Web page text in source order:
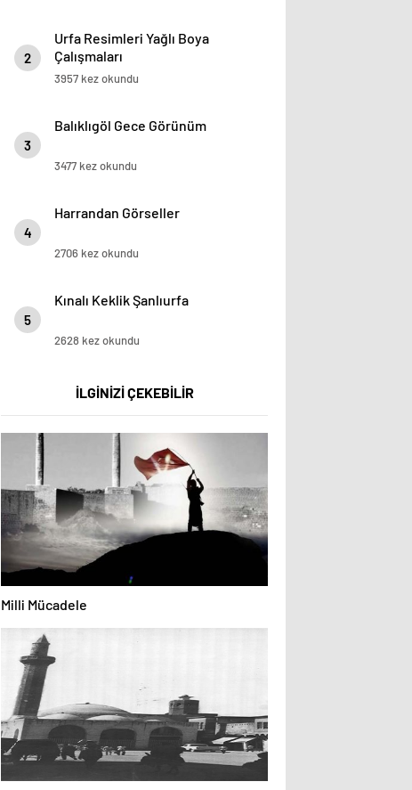
2
Urfa Resimleri Yağlı Boya
Çalışmaları
3957 kez okundu
3
Balıklıgöl Gece Görünüm
3477 kez okundu
4
Harrandan Görseller
2706 kez okundu
5
Kınalı Keklik Şanlıurfa
2628 kez okundu
İLGİNİZİ ÇEKEBİLİR
Milli Mücadele